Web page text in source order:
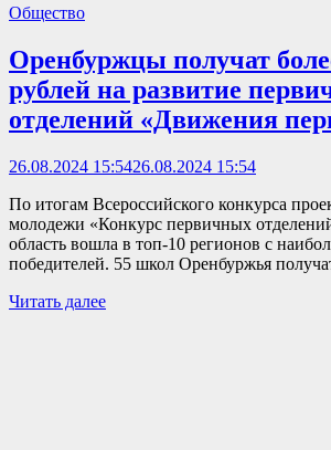
Общество
Оренбуржцы получат
рублей на развитие
отделений «Движения
26.08.2024 15:5426.08.2024 15:54
По итогам Всероссийского конкурса
молодежи «Конкурс первичных
область вошла в топ-10 регионов с
победителей. 55 школ Оренбуржья
Читать далее